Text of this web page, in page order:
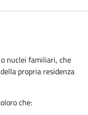
nuclei familiari, che
propria residenza
che: